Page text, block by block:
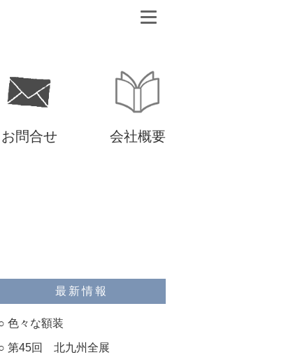
お問合せ 会社概要
最新情報
色々な額装
第45回 北九州全展